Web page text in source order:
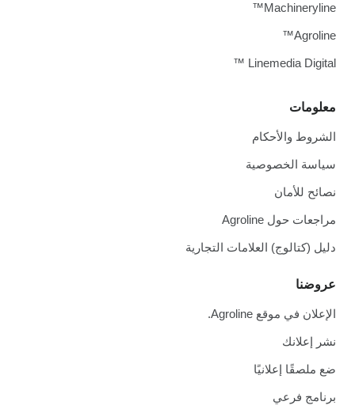
معلومات
الشروط والأحكام
سياسة الخصوصية
نصائح للأمان
مراجعات حول Agroline
دليل (كتالوج) العلامات التجارية
عروضنا
الإعلان في موقع Agroline.
نشر إعلانك
ضع ملصقًا إعلانيًا
برنامج فرعي
Machineryline™
Agroline™
Linemedia Digital ™